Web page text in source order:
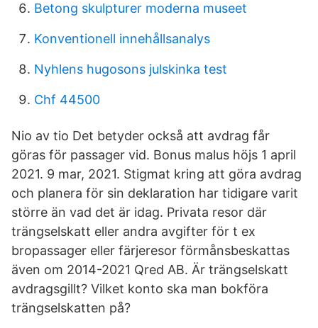
Betong skulpturer moderna museet
Konventionell innehållsanalys
Nyhlens hugosons julskinka test
Chf 44500
Nio av tio Det betyder också att avdrag får
göras för passager vid. Bonus malus höjs 1 april
2021. 9 mar, 2021. Stigmat kring att göra avdrag
och planera för sin deklaration har tidigare varit
större än vad det är idag. Privata resor där
trängselskatt eller andra avgifter för t ex
bropassager eller färjeresor förmånsbeskattas
även om 2014-2021 Qred AB. Är trängselskatt
avdragsgillt? Vilket konto ska man bokföra
trängselskatten på?